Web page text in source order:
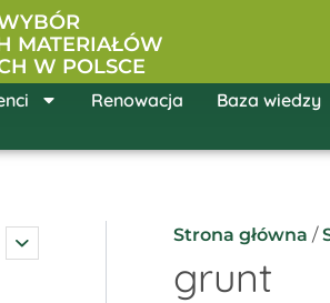
MATERIAŁÓW
W POLSCE
Renowacja Baza wiedzy
Strona główna /
grunt